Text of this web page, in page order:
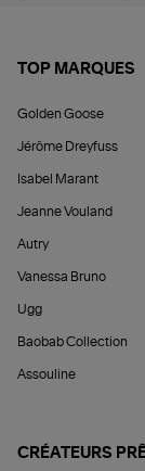
TOP MARQUES
Golden Goose
Jérôme Dreyfuss
Isabel Marant
Jeanne Vouland
Autry
Vanessa Bruno
Ugg
Baobab Collection
Assouline
CRÉATEURS